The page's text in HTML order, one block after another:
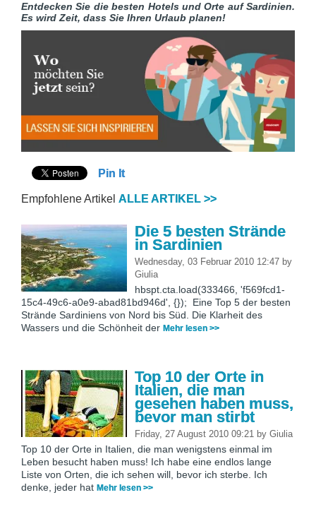
Entdecken Sie die besten Hotels und Orte auf Sardinien.
Es wird Zeit, dass Sie Ihren Urlaub planen!
Pin It
Empfohlene Artikel ALLE ARTIKEL >>
Die 5 besten Strände
in Sardinien
Wednesday, 03 Februar 2010 12:47 by
Giulia
hbspt.cta.load(333466, 'f569fcd1-
15c4-49c6-a0e9-abad81bd946d', {}); Eine Top 5 der besten
Strände Sardiniens von Nord bis Süd. Die Klarheit des
Wassers und die Schönheit der Mehr lesen >>
Top 10 der Orte in
Italien, die man
gesehen haben muss,
bevor man stirbt
Friday, 27 August 2010 09:21 by Giulia
Top 10 der Orte in Italien, die man wenigstens einmal im
Leben besucht haben muss! Ich habe eine endlos lange
Liste von Orten, die ich sehen will, bevor ich sterbe. Ich
denke, jeder hat Mehr lesen >>